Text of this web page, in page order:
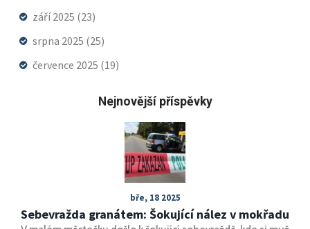
září 2025 (23)
srpna 2025 (25)
července 2025 (19)
Nejnovější příspěvky
bře, 18 2025
Sebevražda granátem: Šokující nález v mokřadu